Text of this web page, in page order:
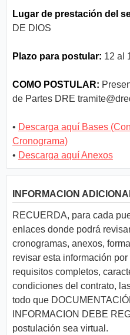
Lugar de prestación del
DE DIOS
Plazo para postular: 12 al
COMO POSTULAR:
de Partes DRE
• Descarga aquí Bases
Cronograma)
• Descarga aquí Anexos
INFORMACION
RECUERDA, para cada
enlaces donde podrá
cronogramas, anexos,
revisar esta información
requisitos completos,
condiciones del contrato,
todo que
INFORMACION DEBE
postulación sea virtual.